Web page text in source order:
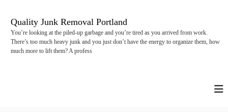
Quality Junk Removal Portland
You’re looking at the piled-up garbage and you’re tired as you arrived from work.
There’s too much heavy junk and you just don’t have the energy to organize them, how
much more to lift them? A profess